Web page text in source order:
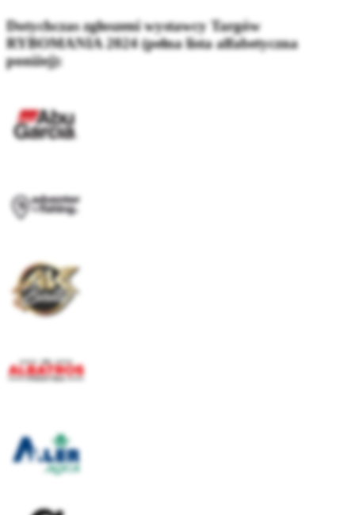
Dotychczas zgłoszeni wystawcy Targów
RYBOMANIA 2024 (pełna lista alfabetyczna
poniżej):